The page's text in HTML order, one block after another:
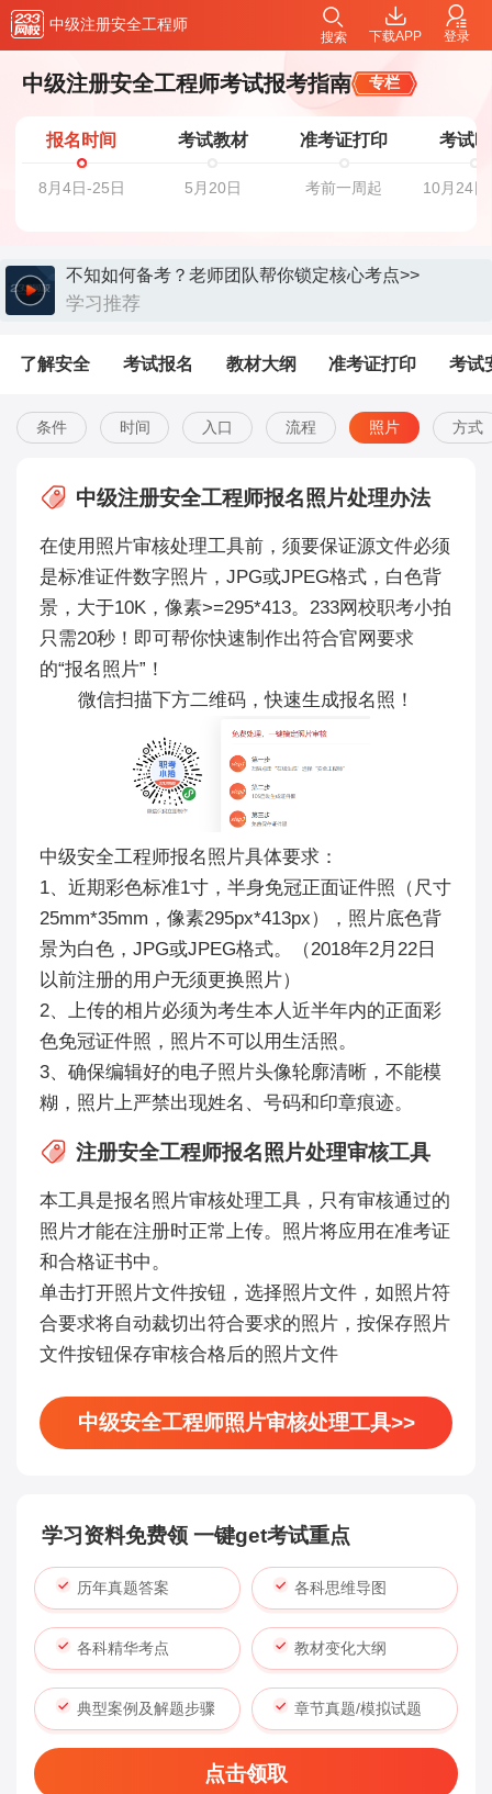
中级注册安全工程师
下载APP 登录
搜索
中级注册安全工程师考试报考指南 专栏
报名时间
8月4日-25日
考试教材
5月20日
准考证打印
考前一周起
考试
10月24
不知如何备考？老师团队帮你锁定核心考点>>
学习推荐
了解安全 考试报名 教材大纲 准考证打印 考试
条件 时间 入口 流程 照片 方式
中级注册安全工程师报名照片处理办法
在使用照片审核处理工具前，须要保证源文件必须
是标准证件数字照片，JPG或JPEG格式，白色背
景，大于10K，像素>=295*413。 233网校职考小拍
只需20秒！即可帮你快速制作出符合官网要求
的“报名照片”！
微信扫描下方二维码，快速生成报名照！
中级安全工程师报名照片具体要求：
1、近期彩色标准1寸，半身免冠正面证件照（尺寸
25mm*35mm，像素295px*413px），照片底色背
景为白色，JPG或JPEG格式。（2018年2月22日
以前注册的用户无须更换照片）
2、上传的相片必须为考生本人近半年内的正面彩
色免冠证件照，照片不可以用生活照。
3、确保编辑好的电子照片头像轮廓清晰，不能模
糊，照片上严禁出现姓名、号码和印章痕迹。
注册安全工程师报名照片处理审核工具
本工具是报名照片审核处理工具，只有审核通过的
照片才能在注册时正常上传。照片将应用在准考证
和合格证书中。
单击打开照片文件按钮，选择照片文件，如照片符
合要求将自动裁切出符合要求的照片，按保存照片
文件按钮保存审核合格后的照片文件
中级安全工程师照片审核处理工具>>
学习资料免费领 一键get考试重点
历年真题答案 各科思维导图
各科精华考点 教材变化大纲
典型案例及解题步骤 章节真题/模拟试题
点击领取